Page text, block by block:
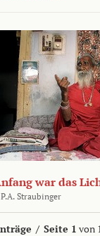
war das
P.A. Straubinger
/ Seite 1 von